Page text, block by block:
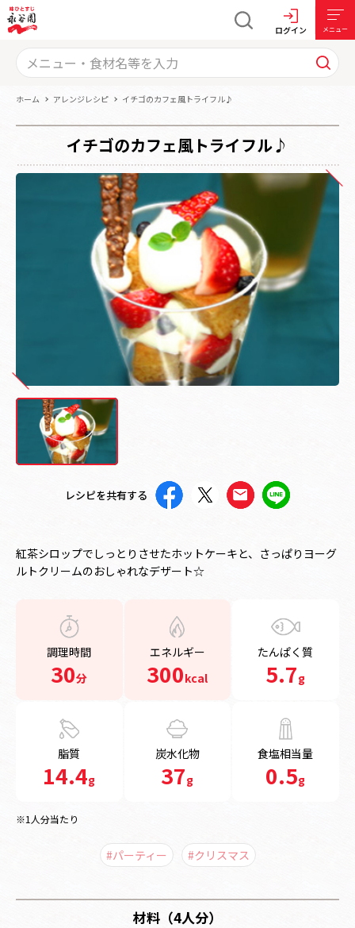
ログイン メニュー
ホーム アレンジレシピ イチゴのカフェ風トライフル♪
イチゴのカフェ風トライフル♪
レシピを共有する
紅茶シロップでしっとりさせたホットケーキと、さっぱりヨーグ
ルトクリームのおしゃれなデザート☆
調理時間
30分
エネルギー
300kcal
たんぱく質
5.7g
脂質
14.4g
炭水化物
37g
食塩相当量
0.5g
※1人分当たり
#パーティー #クリスマス
材料（4人分）